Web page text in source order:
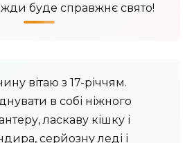
буде справжнє свято!
вітаю з 17-річчям.
в собі ніжного
ласкаву кішку і
серйозну леді і